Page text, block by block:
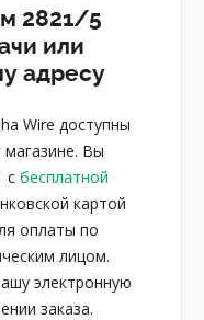
2821/5
или
адресу
Wire доступны
магазине. Вы
с бесплатной
картой
оплаты по
лицом.
электронную
заказа.